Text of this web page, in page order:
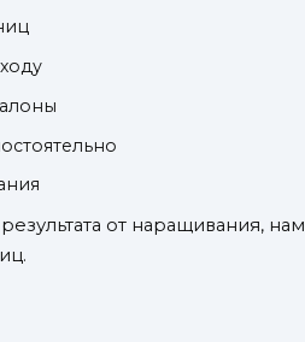
от наращивания, нам